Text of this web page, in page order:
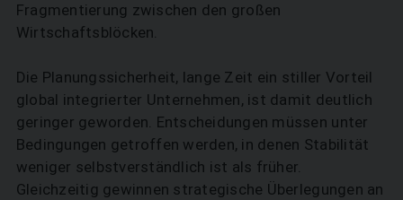
Fragmentierung zwischen den großen
Wirtschaftsblöcken.
Die Planungssicherheit, lange Zeit ein stiller Vorteil
global integrierter Unternehmen, ist damit deutlich
geringer geworden. Entscheidungen müssen unter
Bedingungen getroffen werden, in denen Stabilität
weniger selbstverständlich ist als früher.
Gleichzeitig gewinnen strategische Überlegungen an